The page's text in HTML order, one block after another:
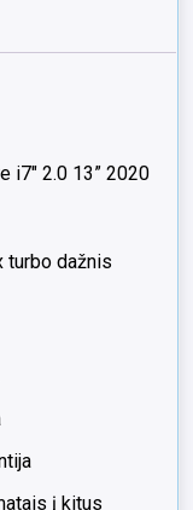
i7″ 2.0 13” 2020
turbo dažnis
į kitus